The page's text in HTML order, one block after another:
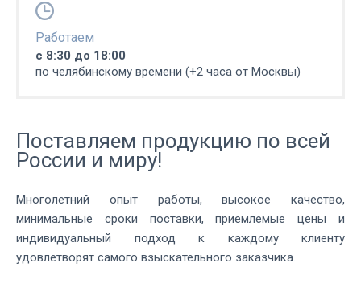
Работаем
с 8:30 до 18:00
по челябинскому времени (+2 часа от Москвы)
Поставляем продукцию по всей
России и миру!
Многолетний опыт работы, высокое качество,
минимальные сроки поставки, приемлемые цены и
индивидуальный подход к каждому клиенту
удовлетворят самого взыскательного заказчика.